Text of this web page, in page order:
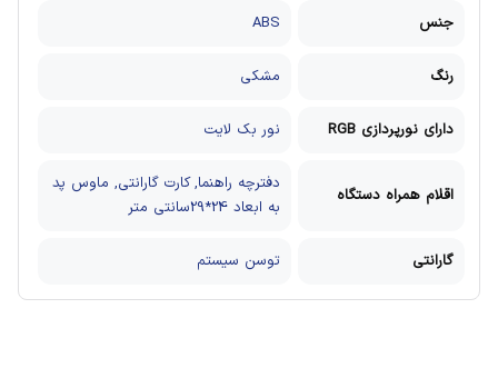
جنس ABS
رنگ مشکی
دارای نورپردازی RGB نور بک لایت
اقلام همراه دستگاه
دفترچه راهنما, کارت گارانتی, ماوس پد
به ابعاد 24*29سانتی متر
گارانتی توسن سیستم